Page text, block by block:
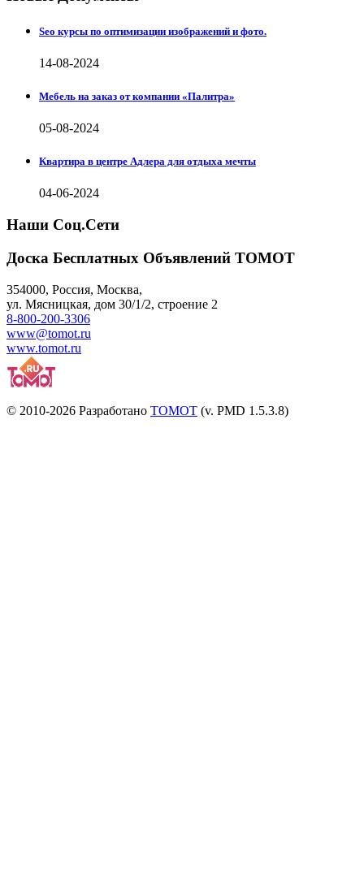
Seo курсы по оптимизации изображений и фото.
14-08-2024
Мебель на заказ от компании «Палитра»
05-08-2024
Квартира в центре Адлера для отдыха мечты
04-06-2024
Наши Соц.Сети
Доска Бесплатных Объявлений ТОМОТ
354000, Россия, Москва,
ул. Мясницкая, дом 30/1/2, строение 2
8-800-200-3306
www@tomot.ru
www.tomot.ru
© 2010-2026 Разработано TOMOT (v. PMD 1.5.3.8)